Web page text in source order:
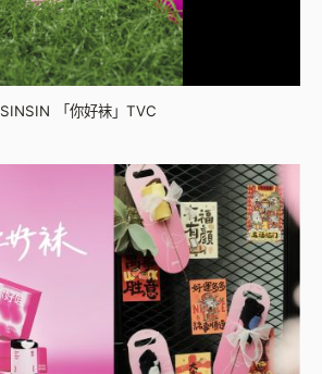
SINSIN 「你好袜」TVC